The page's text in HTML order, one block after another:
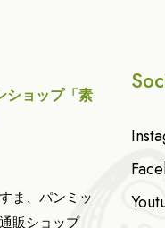
ショップ「素
ま、パンミッ
販ショップ